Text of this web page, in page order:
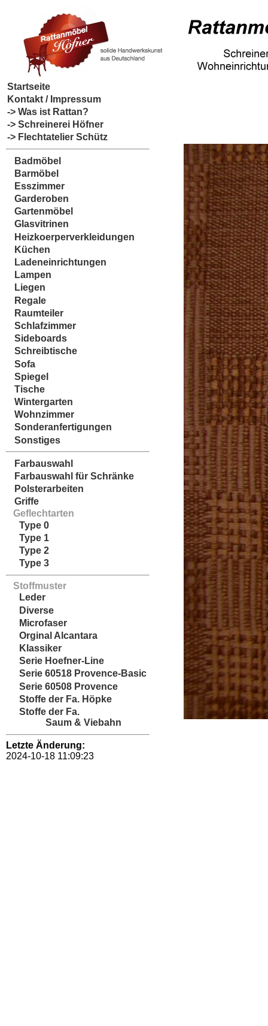
Startseite
Kontakt / Impressum
-> Was ist Rattan?
-> Schreinerei Höfner
-> Flechtatelier Schütz
Badmöbel
Barmöbel
Esszimmer
Garderoben
Gartenmöbel
Glasvitrinen
Heizkoerperverkleidungen
Küchen
Ladeneinrichtungen
Lampen
Liegen
Regale
Raumteiler
Schlafzimmer
Sideboards
Schreibtische
Sofa
Spiegel
Tische
Wintergarten
Wohnzimmer
Sonderanfertigungen
Sonstiges
Farbauswahl
Farbauswahl für Schränke
Polsterarbeiten
Griffe
Geflechtarten
Type 0
Type 1
Type 2
Type 3
Stoffmuster
Leder
Diverse
Microfaser
Orginal Alcantara
Klassiker
Serie Hoefner-Line
Serie 60518 Provence-Basic
Serie 60508 Provence
Stoffe der Fa. Höpke
Stoffe der Fa.
Saum & Viebahn
Letzte Änderung:
2024-10-18 11:09:23